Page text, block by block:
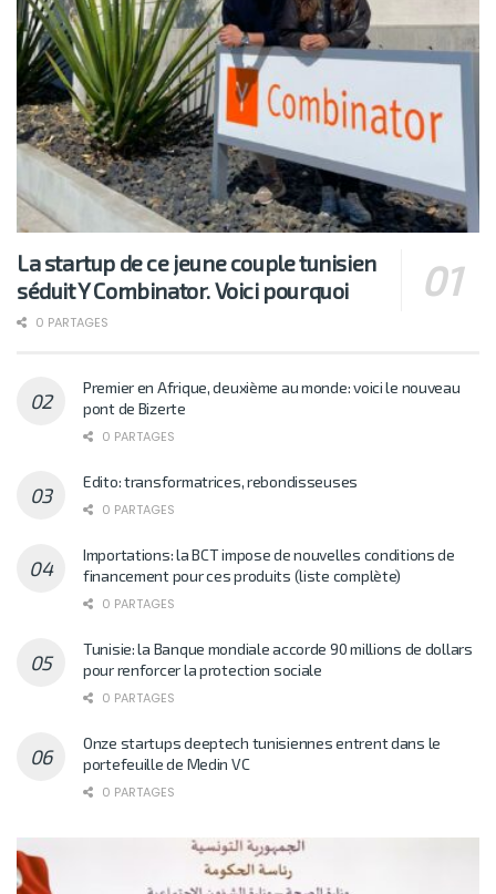
La startup de ce jeune couple tunisien
séduit Y Combinator. Voici pourquoi
0 PARTAGES
Premier en Afrique, deuxième au monde: voici le nouveau
pont de Bizerte
0 PARTAGES
Edito: transformatrices, rebondisseuses
0 PARTAGES
Importations: la BCT impose de nouvelles conditions de
financement pour ces produits (liste complète)
0 PARTAGES
Tunisie: la Banque mondiale accorde 90 millions de dollars
pour renforcer la protection sociale
0 PARTAGES
Onze startups deeptech tunisiennes entrent dans le
portefeuille de Medin VC
0 PARTAGES